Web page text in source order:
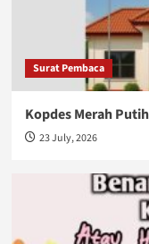
Surat Pembaca
Kopdes Merah
23 July, 2026